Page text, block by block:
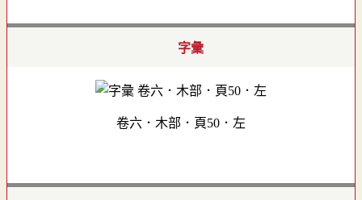
字彙
卷六．木部．頁50．左